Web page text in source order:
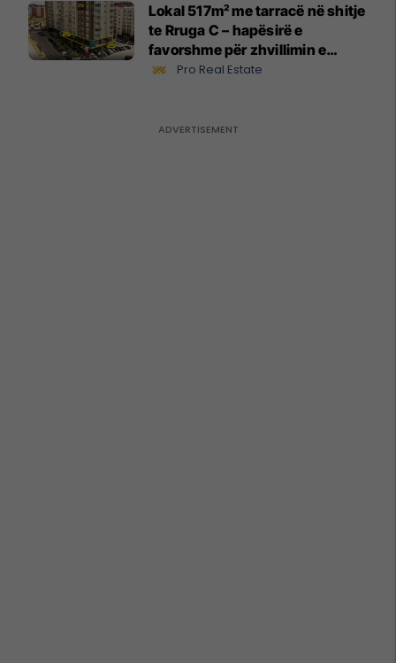
Lokal 517m² me tarracë në shitje
te Rruga C – hapësirë e
favorshme për zhvillimin e
biznesit #15796
Pro Real Estate